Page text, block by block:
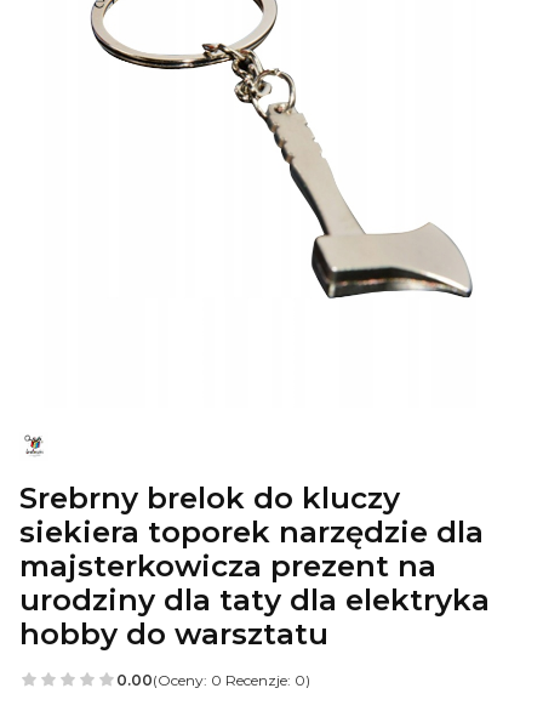
Srebrny brelok do kluczy
siekiera toporek narzędzie dla
majsterkowicza prezent na
urodziny dla taty dla elektryka
hobby do warsztatu
0.00(Oceny: 0 Recenzje: 0)